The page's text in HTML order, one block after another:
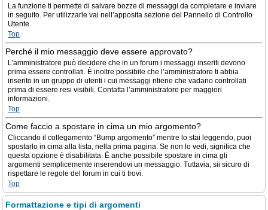
La funzione ti permette di salvare bozze di messaggi da completare e inviare
in seguito. Per utilizzarle vai nell’apposita sezione del Pannello di Controllo
Utente.
Top
Perché il mio messaggio deve essere approvato?
L’amministratore può decidere che in un forum i messaggi inseriti devono
prima essere controllati. È inoltre possibile che l’amministratore ti abbia
inserito in un gruppo di utenti i cui messaggi ritiene che vadano controllati
prima di essere resi visibili. Contatta l’amministratore per maggiori
informazioni.
Top
Come faccio a spostare in cima un mio argomento?
Cliccando il collegamento “Bump argomento” mentre lo stai leggendo, puoi
spostarlo in cima alla lista, nella prima pagina. Se non lo vedi, significa che
questa opzione è disabilitata. È anche possibile spostare in cima gli
argomenti semplicemente inserendovi un messaggio. Tuttavia, sii sicuro di
rispettare le regole del forum in cui ti trovi.
Top
Formattazione e tipi di argomenti